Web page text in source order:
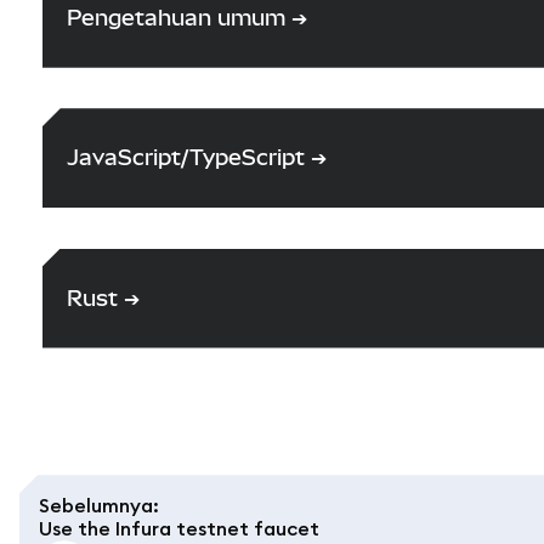
Pengetahuan umum ➔
JavaScript/TypeScript ➔
Rust ➔
Sebelumnya:
Use the Infura testnet faucet